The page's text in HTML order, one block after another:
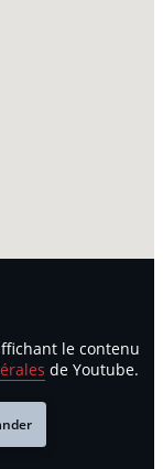
le contenu
de Youtube.